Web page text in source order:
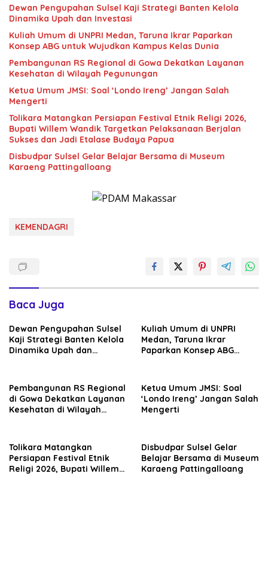
Dewan Pengupahan Sulsel Kaji Strategi Banten Kelola
Dinamika Upah dan Investasi
Kuliah Umum di UNPRI Medan, Taruna Ikrar Paparkan
Konsep ABG untuk Wujudkan Kampus Kelas Dunia
Pembangunan RS Regional di Gowa Dekatkan Layanan
Kesehatan di Wilayah Pegunungan
Ketua Umum JMSI: Soal ‘Londo Ireng’ Jangan Salah
Mengerti
Tolikara Matangkan Persiapan Festival Etnik Religi 2026,
Bupati Willem Wandik Targetkan Pelaksanaan Berjalan
Sukses dan Jadi Etalase Budaya Papua
Disbudpar Sulsel Gelar Belajar Bersama di Museum
Karaeng Pattingalloang
KEMENDAGRI
Baca Juga
Dewan Pengupahan Sulsel
Kaji Strategi Banten Kelola
Dinamika Upah dan
Kuliah Umum di UNPRI
Medan, Taruna Ikrar
Paparkan Konsep ABG
Pembangunan RS Regional
di Gowa Dekatkan Layanan
Kesehatan di Wilayah
Ketua Umum JMSI: Soal
‘Londo Ireng’ Jangan Salah
Mengerti
Tolikara Matangkan
Persiapan Festival Etnik
Religi 2026, Bupati Willem
Disbudpar Sulsel Gelar
Belajar Bersama di Museum
Karaeng Pattingalloang